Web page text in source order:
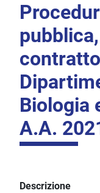
Biologia
A.A.
Descrizione